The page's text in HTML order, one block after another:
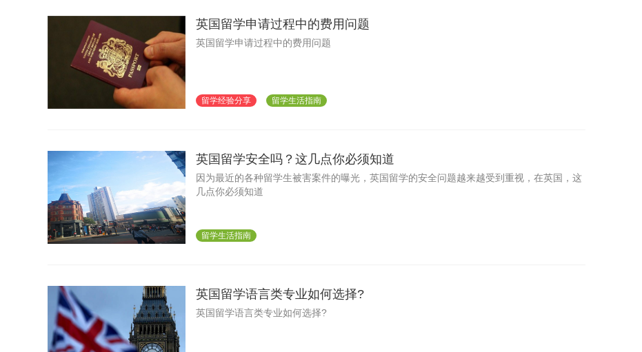
英国留学申请过程中的费用问题
英国留学申请过程中的费用问题
留学经验分享 留学生活指南
英国留学安全吗？这几点你必须知道
因为最近的各种留学生被害案件的曝光，英国留学的安全问题越来越受到重视，在英国，这
几点你必须知道
留学生活指南
英国留学语言类专业如何选择?
英国留学语言类专业如何选择?